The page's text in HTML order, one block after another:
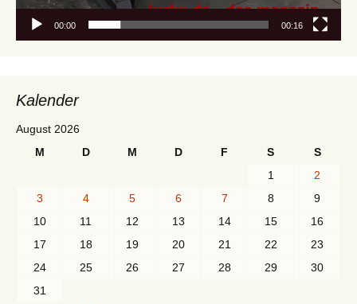
00:00 00:16
Kalender
August 2026
M
D M D F S
S
1
2
3
4 5 6 7 8
9
10
11 12 13 14 15
16
17
18 19 20 21 22
23
24
25 26 27 28 29
30
31